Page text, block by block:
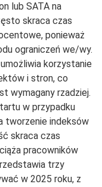
lub SATA na
skraca czas
ponieważ
ograniczeń we/wy.
korzystanie
i stron, co
wymagany rzadziej.
w przypadku
tworzenie indeksów
skraca czas
pracowników
trzy
w 2025 roku, z